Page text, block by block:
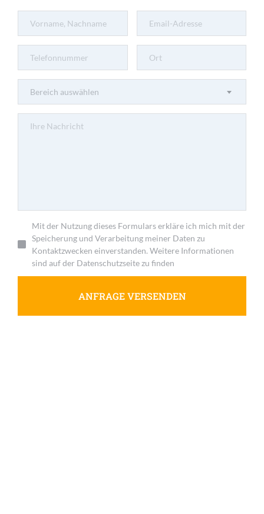
Bereich auswählen
Mit der Nutzung dieses Formulars erkläre ich mich mit der
Speicherung und Verarbeitung meiner Daten zu
Kontaktzwecken einverstanden. Weitere Informationen
sind auf der Datenschutzseite zu finden
ANFRAGE VERSENDEN